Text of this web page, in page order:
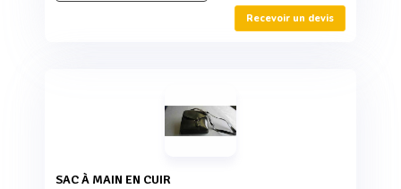
Recevoir un devis
SAC À MAIN EN CUIR